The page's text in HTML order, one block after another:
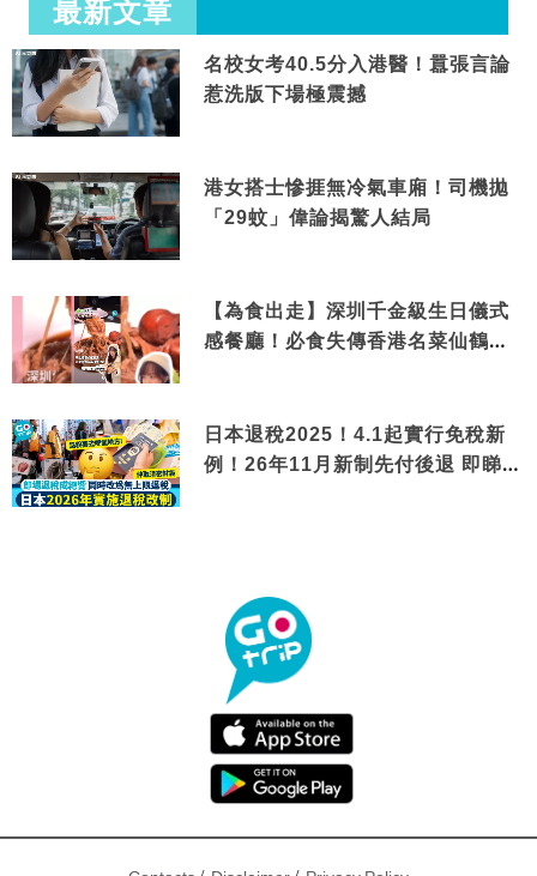
最新文章
名校女考40.5分入港醫！囂張言論
惹洗版下場極震撼
港女搭士慘捱無冷氣車廂！司機拋
「29蚊」偉論揭驚人結局
【為食出走】深圳千金級生日儀式
感餐廳！必食失傳香港名菜仙鶴神
日本退稅2025！4.1起實行免稅新
例！26年11月新制先付後退 即睇步